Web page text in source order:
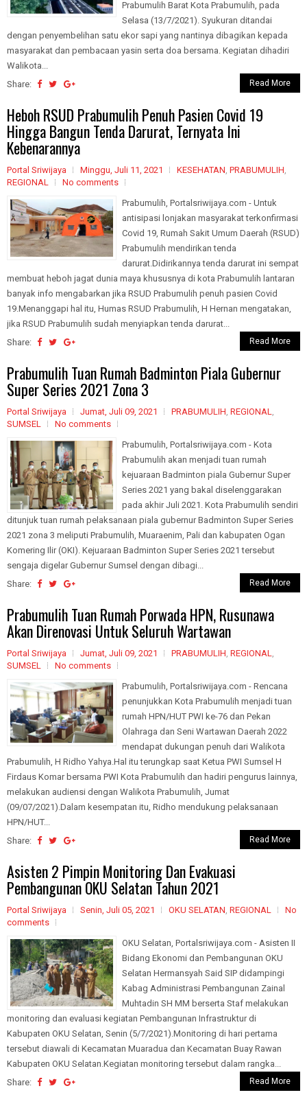
Prabumulih Barat Kota Prabumulih, pada
Selasa (13/7/2021). Syukuran ditandai
dengan penyembelihan satu ekor sapi yang nantinya dibagikan kepada
masyarakat dan pembacaan yasin serta doa bersama. Kegiatan dihadiri
Walikota...
Share:
Read More
Heboh RSUD Prabumulih Penuh Pasien Covid 19
Hingga Bangun Tenda Darurat, Ternyata Ini
Kebenarannya
Portal Sriwijaya Minggu, Juli 11, 2021 KESEHATAN, PRABUMULIH,
REGIONAL
No comments
Prabumulih, Portalsriwijaya.com - Untuk
antisipasi lonjakan masyarakat terkonfirmasi
Covid 19, Rumah Sakit Umum Daerah (RSUD)
Prabumulih mendirikan tenda
darurat.Didirikannya tenda darurat ini sempat
membuat heboh jagat dunia maya khususnya di kota Prabumulih lantaran
banyak info mengabarkan jika RSUD Prabumulih penuh pasien Covid
19.Menanggapi hal itu, Humas RSUD Prabumulih, H Hernan mengatakan,
jika RSUD Prabumulih sudah menyiapkan tenda darurat...
Share:
Read More
Prabumulih Tuan Rumah Badminton Piala Gubernur
Super Series 2021 Zona 3
Portal Sriwijaya Jumat, Juli 09, 2021 PRABUMULIH, REGIONAL,
SUMSEL
No comments
Prabumulih, Portalsriwijaya.com - Kota
Prabumulih akan menjadi tuan rumah
kejuaraan Badminton piala Gubernur Super
Series 2021 yang bakal diselenggarakan
pada akhir Juli 2021. Kota Prabumulih sendiri
ditunjuk tuan rumah pelaksanaan piala gubernur Badminton Super Series
2021 zona 3 meliputi Prabumulih, Muaraenim, Pali dan kabupaten Ogan
Komering Ilir (OKI). Kejuaraan Badminton Super Series 2021 tersebut
sengaja digelar Gubernur Sumsel dengan dibagi...
Share:
Read More
Prabumulih Tuan Rumah Porwada HPN, Rusunawa
Akan Direnovasi Untuk Seluruh Wartawan
Portal Sriwijaya Jumat, Juli 09, 2021 PRABUMULIH, REGIONAL,
SUMSEL
No comments
Prabumulih, Portalsriwijaya.com - Rencana
penunjukkan Kota Prabumulih menjadi tuan
rumah HPN/HUT PWI ke-76 dan Pekan
Olahraga dan Seni Wartawan Daerah 2022
mendapat dukungan penuh dari Walikota
Prabumulih, H Ridho Yahya.Hal itu terungkap saat Ketua PWI Sumsel H
Firdaus Komar bersama PWI Kota Prabumulih dan hadiri pengurus lainnya,
melakukan audiensi dengan Walikota Prabumulih, Jumat
(09/07/2021).Dalam kesempatan itu, Ridho mendukung pelaksanaan
HPN/HUT...
Share:
Read More
Asisten 2 Pimpin Monitoring Dan Evakuasi
Pembangunan OKU Selatan Tahun 2021
Portal Sriwijaya Senin, Juli 05, 2021 OKU SELATAN, REGIONAL
No
comments
OKU Selatan, Portalsriwijaya.com - Asisten II
Bidang Ekonomi dan Pembangunan OKU
Selatan Hermansyah Said SIP didampingi
Kabag Administrasi Pembangunan Zainal
Muhtadin SH MM berserta Staf melakukan
monitoring dan evaluasi kegiatan Pembangunan Infrastruktur di
Kabupaten OKU Selatan, Senin (5/7/2021).Monitoring di hari pertama
tersebut diawali di Kecamatan Muaradua dan Kecamatan Buay Rawan
Kabupaten OKU Selatan.Kegiatan monitoring tersebut dalam rangka...
Share:
Read More